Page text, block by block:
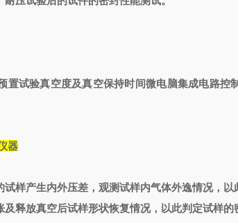
置试验真空度及真空保持时间微电脑集成电路控
器
样产生内外压差，观测试样内气体外逸情况，
释放真空后试样形状恢复情况，以此判定试样的